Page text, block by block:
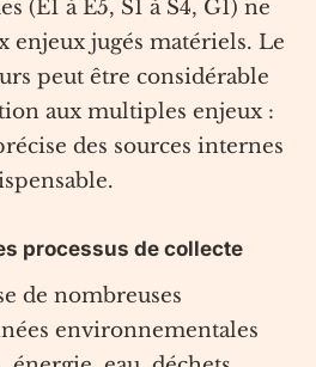
(E1 à E5, S1 à S4, G1) ne
enjeux jugés matériels. Le
peut être considérable
aux multiples enjeux :
des sources internes
processus de collecte
de nombreuses
environnementales